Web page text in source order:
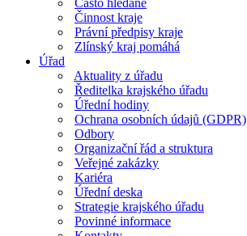
Často hledané
Činnost kraje
Právní předpisy kraje
Zlínský kraj pomáhá
Úřad
Aktuality z úřadu
Ředitelka krajského úřadu
Úřední hodiny
Ochrana osobních údajů (GDPR)
Odbory
Organizační řád a struktura
Veřejné zakázky
Kariéra
Úřední deska
Strategie krajského úřadu
Povinné informace